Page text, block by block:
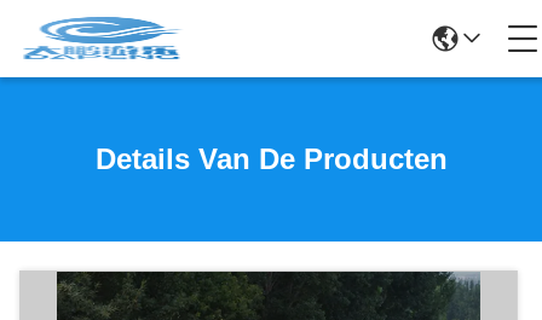
Details Van De Producten